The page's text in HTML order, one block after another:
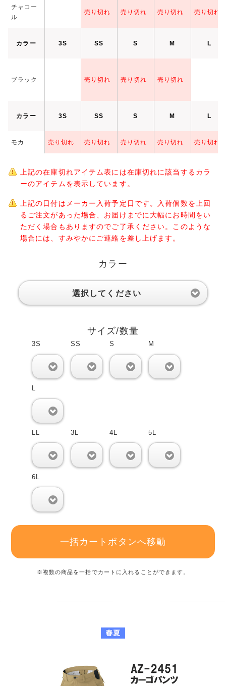
チャコー
ル
売り切れ 売り切れ 売り切れ 売り切れ
カラー 3S SS S M L
ブラック 売り切れ 売り切れ 売り切れ
カラー 3S SS S M L
モカ 売り切れ 売り切れ 売り切れ 売り切れ 売り切れ
上記の在庫切れアイテム表には在庫切れに該当するカラ
ーのアイテムを表示しています。
上記の日付はメーカー入荷予定日です。入荷個数を上回
るご注文があった場合、お届けまでに大幅にお時間をい
ただく場合もありますのでご了承ください。このような
場合には、すみやかにご連絡を差し上げます。
カラー
選択してください
サイズ/数量
3S SS S M
L
LL 3L 4L 5L
6L
一括カートボタンへ移動
※複数の商品を一括でカートに入れることができます。